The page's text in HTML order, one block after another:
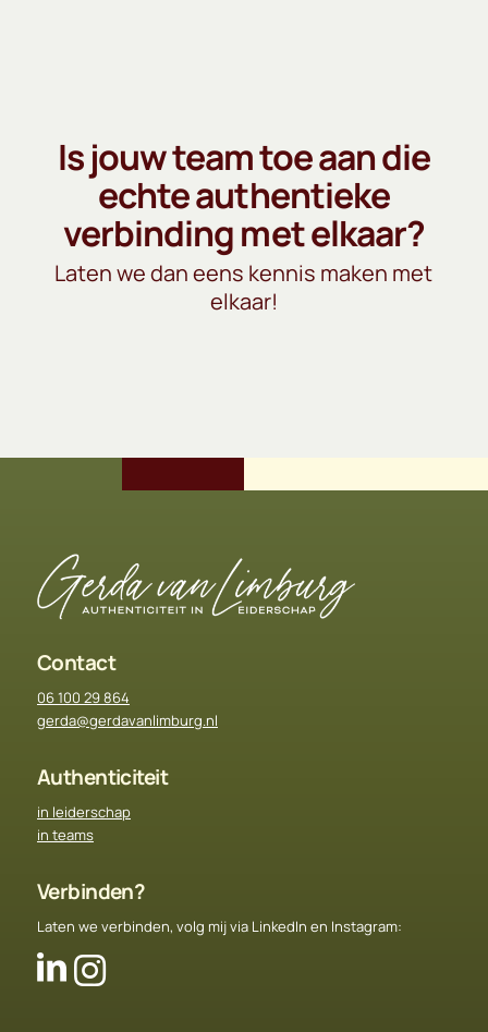
Is jouw team toe aan die
echte authentieke
verbinding met elkaar?
Laten we dan eens kennis maken met
elkaar!
Contact
06 100 29 864
gerda@gerdavanlimburg.nl
Authenticiteit
in leiderschap
in teams
Verbinden?
Laten we verbinden, volg mij via LinkedIn en Instagram: